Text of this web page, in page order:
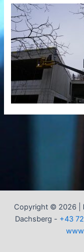
Copyright © 2026 |
Dachsberg - +43